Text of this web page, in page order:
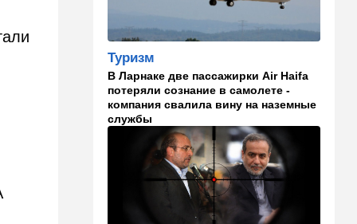
израильского певца и поэта
раздавил собственный
автомобиль
20:37 Публицистика
Цена "эффективности":
почему новые правила ПДД
бьют по правам водителей
Транспорт
Пожилой водитель и
погибшая Диана: появилась
видеосъемка автобусного
ДТП в Ашкелоне
Туризм
В Ларнаке две пассажирки Air Haifa
потеряли сознание в самолете -
компания свалила вину на наземные
службы